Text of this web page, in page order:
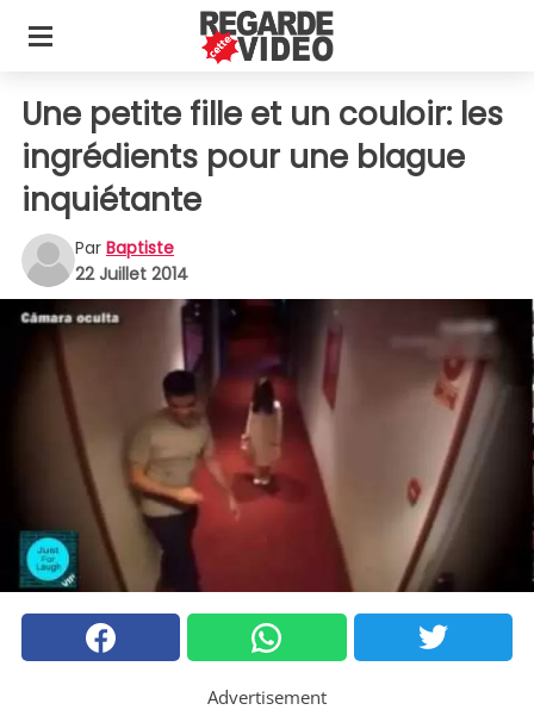
Une petite fille et un couloir: les
ingrédients pour une blague
inquiétante
Par Baptiste
22 Juillet 2014
Advertisement